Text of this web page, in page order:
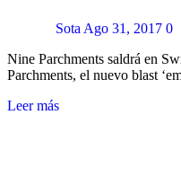
Sota Ago 31, 2017 0
Nine Parchments saldrá en
Parchments, el nuevo blast
Leer más